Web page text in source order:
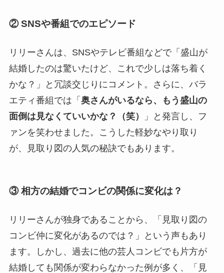
② SNSや番組でのエピソード
リリーさんは、SNSやテレビ番組などで「盛山が
結婚したのは驚いたけど、これで少しは落ち着く
かな？」と冗談交じりにコメント。さらに、バラ
エティ番組では「 奥さんがいるなら、もう盛山の
面倒は見なくていいかな？（笑）
」と発言し、フ
ァンを笑わせました。こうした軽妙なやり取り
が、見取り図の人気の秘訣でもあります。
③ 相方の結婚でコンビの関係に変化は？
リリーさんが独身であることから、「見取り図の
コンビ仲に変化があるのでは？」という声もあり
ます。しかし、過去に他の芸人コンビでも片方が
結婚しても関係が変わらなかった例が多く、「見